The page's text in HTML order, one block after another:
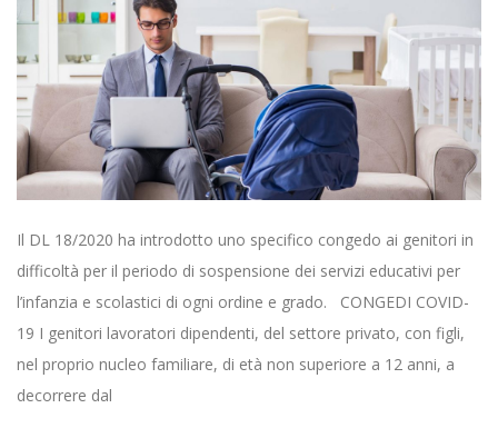
Il DL 18/2020 ha introdotto uno specifico congedo ai genitori in
difficoltà per il periodo di sospensione dei servizi educativi per
l’infanzia e scolastici di ogni ordine e grado. CONGEDI COVID-
19 I genitori lavoratori dipendenti, del settore privato, con figli,
nel proprio nucleo familiare, di età non superiore a 12 anni, a
decorrere dal